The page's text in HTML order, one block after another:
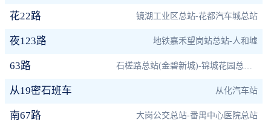
花22路 镜湖工业区总站-花都汽车城总站
夜123路 地铁嘉禾望岗站总站-人和墟
63路 石槎路总站(金碧新城)-锦城花园总站(东风东)
从19密石班车 从化汽车站
南67路 大岗公交总站-番禺中心医院总站